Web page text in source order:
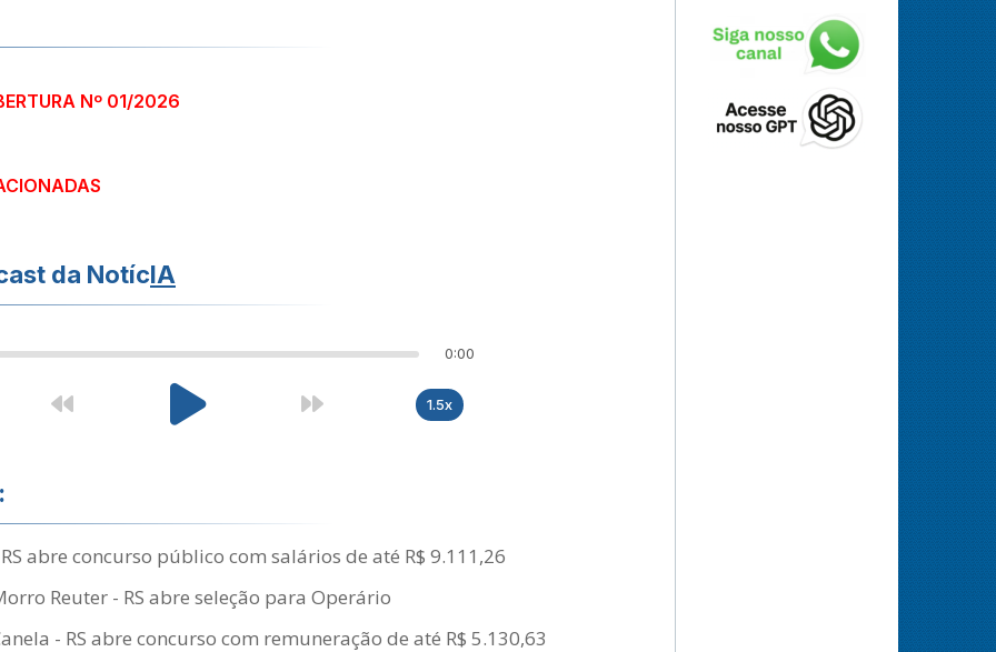
Nº 01/2026
da NotícIA
0:00
1.5x
abre concurso público com salários de até R$ 9.111,26
Reuter - RS abre seleção para Operário
- RS abre concurso com remuneração de até R$ 5.130,63